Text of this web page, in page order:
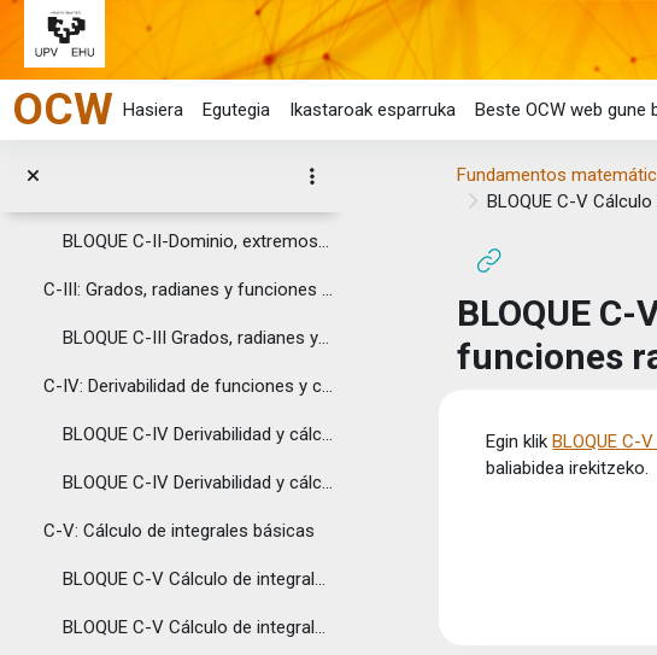
Joan eduki nagusira zuzenean
OCW Hasiera Egutegia Ikastaroak esparruka Beste OCW web gune
El Cálculo es un conjunto de técnicas que sirven...
C-I: Propiedades básicas
BLOQUE C-I-Propiedades básicas
BLOQUE C-II-Dominio, extremos relativos y representación gráfica de funciones de una variable
C-III: Grados, radianes y funciones trigonométrica...
BLOQUE C-III Grados, radianes y funciones trigonométricas básicas
C-IV: Derivabilidad de funciones y cálculo de deri...
BLOQUE C-IV Derivabilidad y cálculo de derivadas básicas - Reglas de derivación
BLOQUE C-IV Derivabilidad y cálculo de derivadas básicas- funciones compuestas
C-V: Cálculo de integrales básicas
BLOQUE C-V Cálculo de integrales básicas - Cambio de variable 1
BLOQUE C-V Cálculo de integrales básicas - Cambio de variable 2
Fundamentos
BLOQUE C-V
BLOQUE
funciones
Egin klikBLOQUE C-
baliabidea irekitzeko.